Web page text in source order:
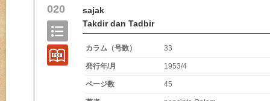
020
sajak
Takdir dan Tadbir
カラム（号数） 33
発行年/月 1953/4
ページ数 45